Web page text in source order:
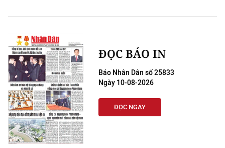
ĐỌC BÁO IN
Báo Nhân Dân số 25833
Ngày 10-08-2026
ĐỌC NGAY